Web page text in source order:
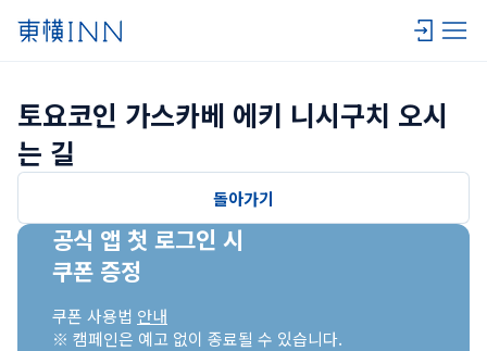
토요코인 가스카베 에키 니시구치 오시
는 길
돌아가기
공식 앱 첫 로그인 시
쿠폰 증정
쿠폰 사용법 안내
※ 캠페인은 예고 없이 종료될 수 있습니다.